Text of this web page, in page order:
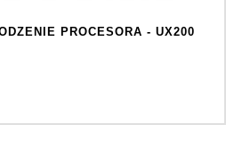
PROCESORA - UX200